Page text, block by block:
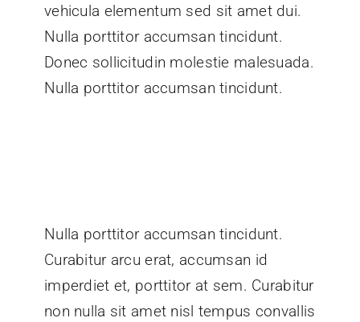
vehicula elementum sed sit amet dui.
Nulla porttitor accumsan tincidunt.
Donec sollicitudin molestie malesuada.
Nulla porttitor accumsan tincidunt.
Nulla porttitor accumsan tincidunt.
Curabitur arcu erat, accumsan id
imperdiet et, porttitor at sem. Curabitur
non nulla sit amet nisl tempus convallis